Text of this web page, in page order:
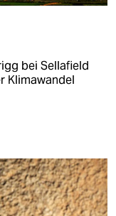
bei Sellafield
Klimawandel